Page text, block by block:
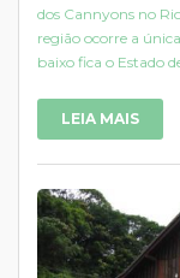
dos Cannyons no
região ocorre a
baixo fica o Estado
LEIA MAIS